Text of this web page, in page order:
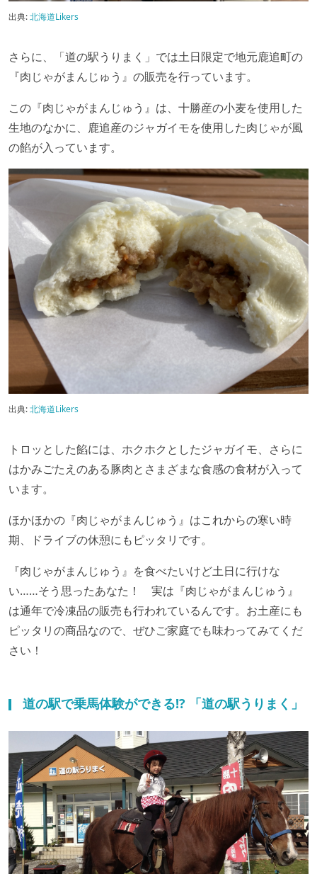
出典:北海道Likers
さらに、「道の駅うりまく」では土日限定で地元鹿追町の
『肉じゃがまんじゅう』の販売を行っています。
この『肉じゃがまんじゅう』は、十勝産の小麦を使用した
生地のなかに、鹿追産のジャガイモを使用した肉じゃが風
の餡が入っています。
出典:北海道Likers
トロッとした餡には、ホクホクとしたジャガイモ、さらに
はかみごたえのある豚肉とさまざまな食感の食材が入って
います。
ほかほかの『肉じゃがまんじゅう』はこれからの寒い時
期、ドライブの休憩にもピッタリです。
『肉じゃがまんじゅう』を食べたいけど土日に行けな
い……そう思ったあなた！ 実は『肉じゃがまんじゅう』
は通年で冷凍品の販売も行われているんです。お土産にも
ピッタリの商品なので、ぜひご家庭でも味わってみてくだ
さい！
道の駅で乗馬体験ができる!? 「道の駅うりまく」